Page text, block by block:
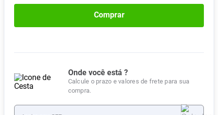
Comprar
Onde você está ?
Calcule o prazo e valores de frete para sua
compra.